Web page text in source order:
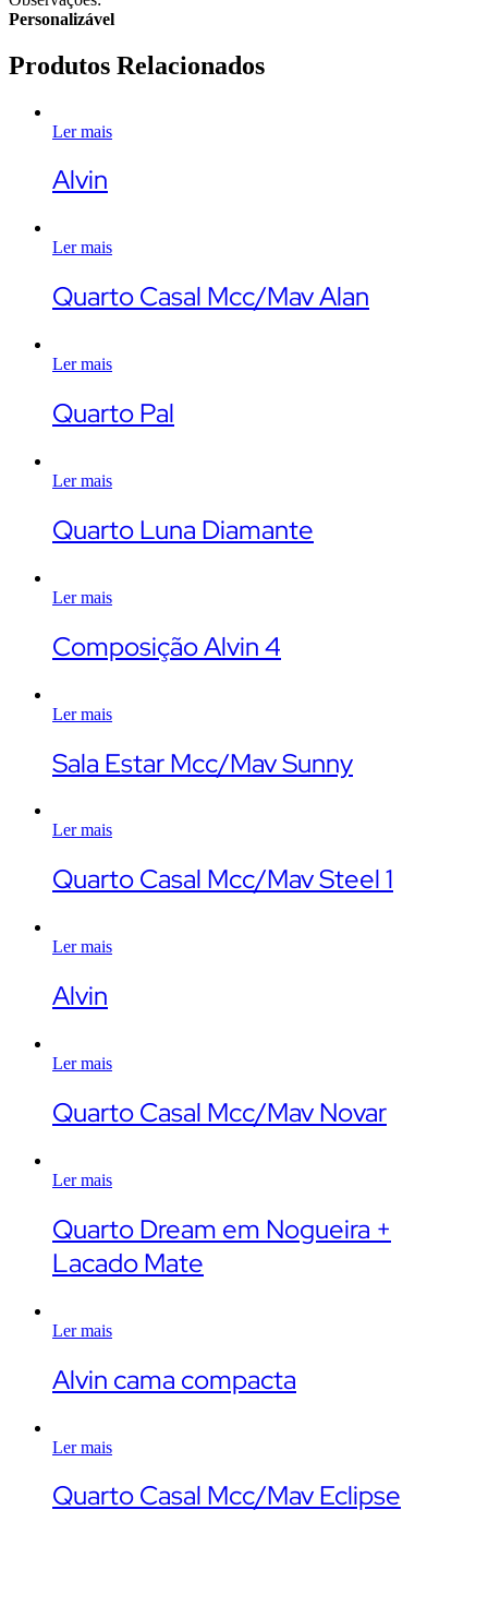
Personalizável
Produtos Relacionados
Ler mais
Alvin
Ler mais
Quarto Casal Mcc/Mav Alan
Ler mais
Quarto Pal
Ler mais
Quarto Luna Diamante
Ler mais
Composição Alvin 4
Ler mais
Sala Estar Mcc/Mav Sunny
Ler mais
Quarto Casal Mcc/Mav Steel 1
Ler mais
Alvin
Ler mais
Quarto Casal Mcc/Mav Novar
Ler mais
Quarto Dream em Nogueira +
Lacado Mate
Ler mais
Alvin cama compacta
Ler mais
Quarto Casal Mcc/Mav Eclipse